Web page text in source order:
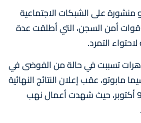
على الشبكات الاجتماعية
وقوات أمن السجن، التي أطلقت عدة
التمرد.
تسببت في حالة من الفوضى في
مابوتو، عقب إعلان النتائج النهائية
للانتخابات العامة في 9 أكتوبر، حيث شهدت أعمال نهب